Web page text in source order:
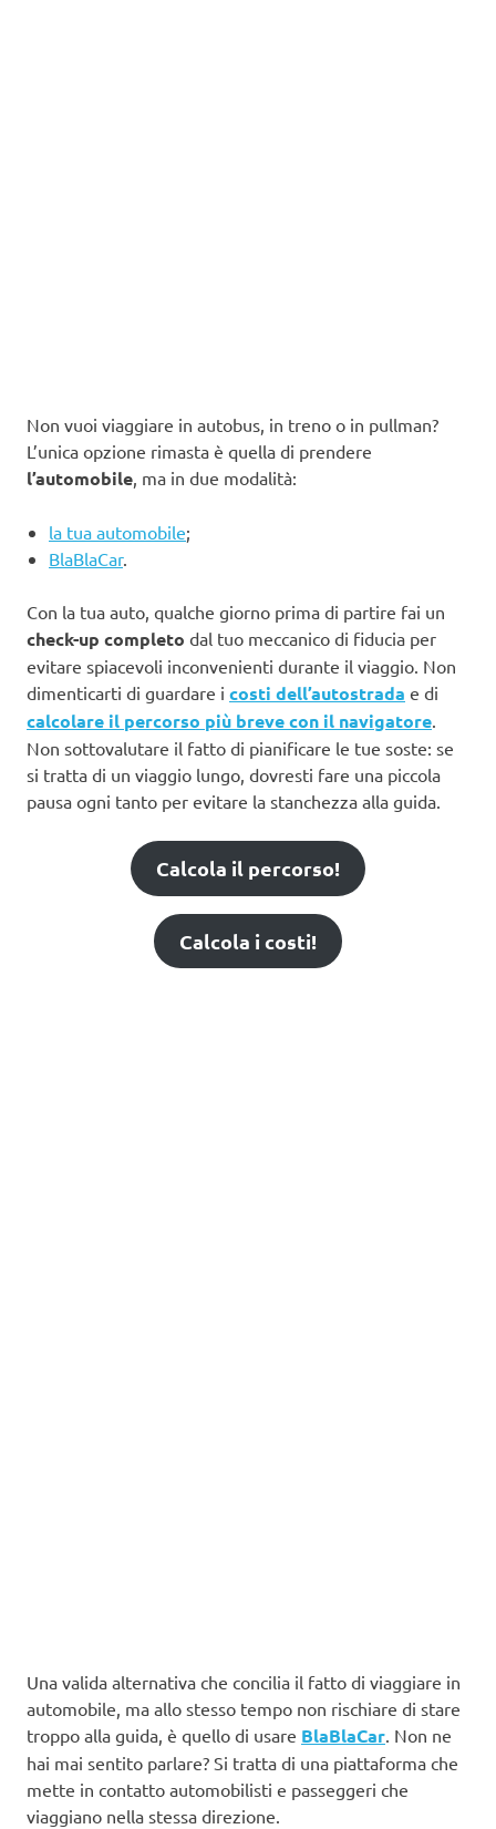
Non vuoi viaggiare in autobus, in treno o in pullman?
L’unica opzione rimasta è quella di prendere
l’automobile, ma in due modalità:
la tua automobile;
BlaBlaCar.
Con la tua auto, qualche giorno prima di partire fai un
check-up completo dal tuo meccanico di fiducia per
evitare spiacevoli inconvenienti durante il viaggio. Non
dimenticarti di guardare i costi dell’autostrada e di
calcolare il percorso più breve con il navigatore.
Non sottovalutare il fatto di pianificare le tue soste: se
si tratta di un viaggio lungo, dovresti fare una piccola
pausa ogni tanto per evitare la stanchezza alla guida.
Calcola il percorso!
Calcola i costi!
Una valida alternativa che concilia il fatto di viaggiare in
automobile, ma allo stesso tempo non rischiare di stare
troppo alla guida, è quello di usare BlaBlaCar. Non ne
hai mai sentito parlare? Si tratta di una piattaforma che
mette in contatto automobilisti e passeggeri che
viaggiano nella stessa direzione.